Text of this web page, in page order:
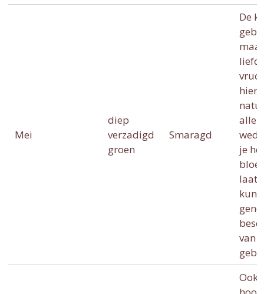
Mei
diep
verzadigd
groen
Smaragd
De
alle
je
laat
van
Ook